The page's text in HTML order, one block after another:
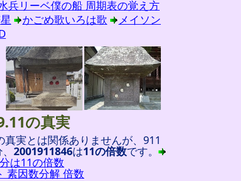
の真実
実とは関係ありませんが、911
2001911846は11の倍数です。
は11の倍数
素因数分解 倍数
兵リーベ僕の船 周期表の覚え方
かごめ歌いろは歌
メイソン